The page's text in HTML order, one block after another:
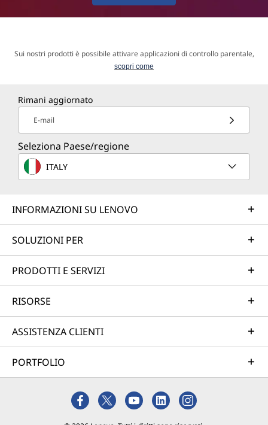
Sui nostri prodotti è possibile attivare applicazioni di controllo parentale,
scopri come
Rimani aggiornato
E-mail
Seleziona Paese/regione
ITALY
INFORMAZIONI SU LENOVO
SOLUZIONI PER
PRODOTTI E SERVIZI
RISORSE
ASSISTENZA CLIENTI
PORTFOLIO